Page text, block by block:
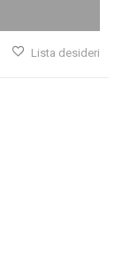
Lista desideri